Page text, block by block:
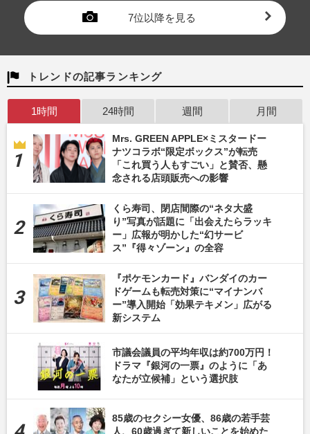
7位以降を見る
トレンドの記事ランキング
1時間 24時間 週間 月間
Mrs. GREEN APPLE×ミスタードー
ナツコラボ“限定ボックス”が転売
「これ買う人もすごい」と賛否、懸
念される店頭販売への影響
くら寿司、閉店間際の“ネタ大盛
り”写真が話題に「出会えたらラッキ
ー」広報が明かした“幻サービ
ス”『得々ゾーン』の全容
『ポケモンカード』バンダイのカー
ドゲームも転売対策に“マイナンバ
ー”導入開始「効果テキメン」広がる
新システム
市議会議員の平均年収は約700万円！
ドラマ『銀河の一票』のように「あ
なたが立候補」という選択肢
85歳のセクシー女優、86歳の若手芸
人、60歳過ぎて新しいことを始めた